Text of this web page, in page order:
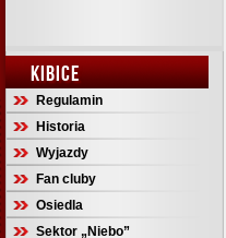
KIBICE
Regulamin
Historia
Wyjazdy
Fan cluby
Osiedla
Sektor „Niebo”